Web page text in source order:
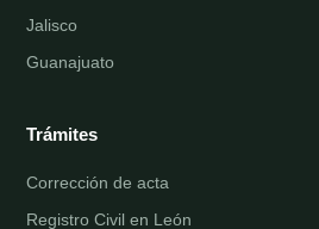
Jalisco
Guanajuato
Trámites
Corrección de acta
Registro Civil en León